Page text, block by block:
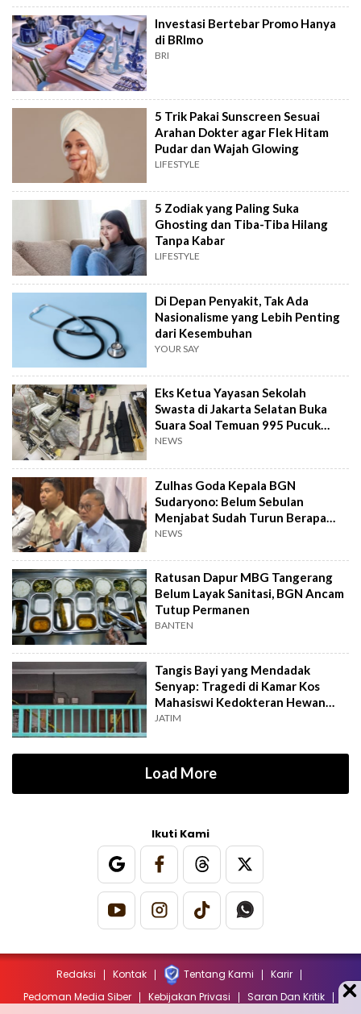
Investasi Bertebar Promo Hanya
di BRImo
BRI
5 Trik Pakai Sunscreen Sesuai
Arahan Dokter agar Flek Hitam
Pudar dan Wajah Glowing
LIFESTYLE
5 Zodiak yang Paling Suka
Ghosting dan Tiba-Tiba Hilang
Tanpa Kabar
LIFESTYLE
Di Depan Penyakit, Tak Ada
Nasionalisme yang Lebih Penting
dari Kesembuhan
YOUR SAY
Eks Ketua Yayasan Sekolah
Swasta di Jakarta Selatan Buka
Suara Soal Temuan 995 Pucuk
Senjata Api
NEWS
Zulhas Goda Kepala BGN
Sudaryono: Belum Sebulan
Menjabat Sudah Turun Berapa
Kilo?
NEWS
Ratusan Dapur MBG Tangerang
Belum Layak Sanitasi, BGN Ancam
Tutup Permanen
BANTEN
Tangis Bayi yang Mendadak
Senyap: Tragedi di Kamar Kos
Mahasiswi Kedokteran Hewan
Surabaya
JATIM
Load More
Ikuti Kami
Redaksi Kontak Tentang Kami
Karir
Pedoman Media Siber
Kebijakan Privasi
Saran Dan Kritik